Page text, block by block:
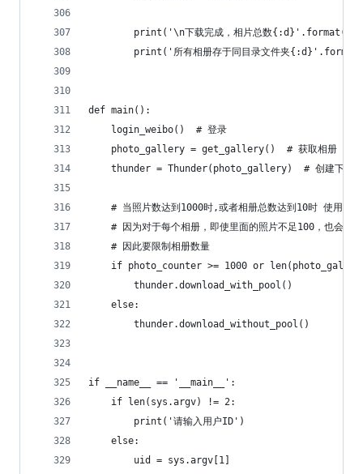
print('\n下载完成，相片总数
print('所有相册存于同目录文件夹
def main():
    login_weibo()  # 登录
    photo_gallery = get_gallery()  # 获取相册
    thunder = Thunder(photo_gallery)  # 创建下载器
# 当照片数达到1000时,或者相册总数达到10时 使用线
# 因为对于每个相册，即使里面的照片不足100，也会开
    # 因此要限制相册数量
if photo_counter >= 1000 or
        thunder.download_with_pool()
    else:
        thunder.download_without_pool()
if __name__ == '__main__':
    if len(sys.argv) != 2:
        print('请输入用户ID')
    else:
        uid = sys.argv[1]